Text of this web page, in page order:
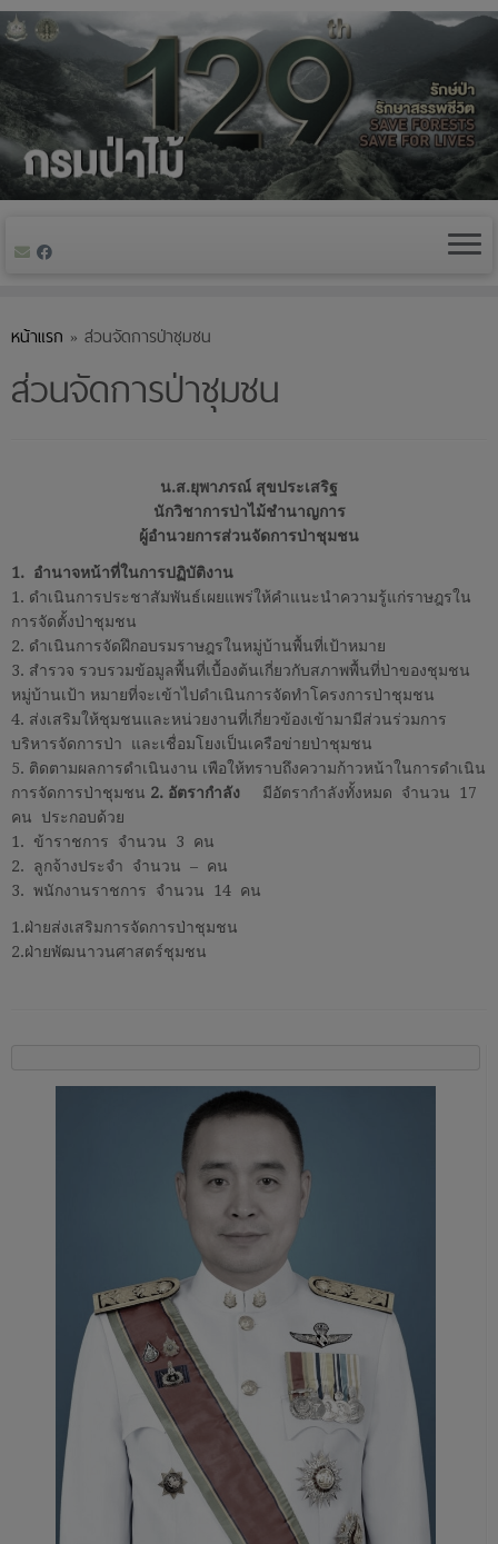
Skip
to
หน้าแรก » ส่วนจัดการป่าชุมชน
ส่วนจัดการป่าชุมชน
น.ส.ยุพาภรณ์ สุขประเสริฐ
นักวิชาการป่าไม้ชำนาญการ
ผู้อำนวยการส่วนจัดการป่าชุมชน
1. อำนาจหน้าที่ในการปฏิบัติงาน
1. ดำเนินการประชาสัมพันธ์เผยแพร่ให้คำแนะนำความรู้แก่ราษฎรใน
การจัดตั้งป่าชุมชน
2. ดำเนินการจัดฝึกอบรมราษฎรในหมู่บ้านพื้นที่เป้าหมาย
3. สำรวจ รวบรวมข้อมูลพื้นที่เบื้องต้นเกี่ยวกับสภาพพื้นที่ป่าของชุมชน
หมู่บ้านเป้า หมายที่จะเข้าไปดำเนินการจัดทำโครงการป่าชุมชน
4. ส่งเสริมให้ชุมชนและหน่วยงานที่เกี่ยวข้องเข้ามามีส่วนร่วมการ
บริหารจัดการป่า และเชื่อมโยงเป็นเครือข่ายป่าชุมชน
5. ติดตามผลการดำเนินงาน เพือให้ทราบถึงความก้าวหน้าในการดำเนิน
การจัดการป่าชุมชน 2. อัตรากำลัง มีอัตรากำลังทั้งหมด จำนวน 17
คน ประกอบด้วย
1. ข้าราชการ จำนวน 3 คน
2. ลูกจ้างประจำ จำนวน – คน
3. พนักงานราชการ จำนวน 14 คน
1.ฝ่ายส่งเสริมการจัดการป่าชุมชน
2.ฝ่ายพัฒนาวนศาสตร์ชุมชน